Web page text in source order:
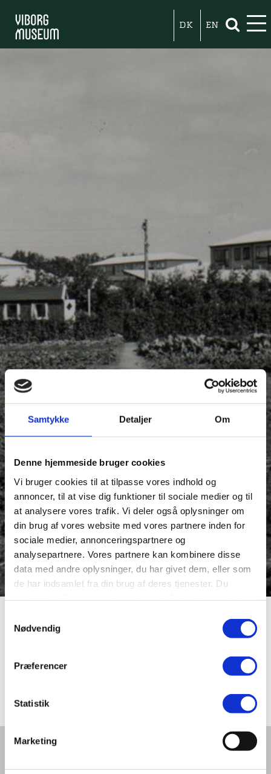
Samtykke Detaljer Om
Denne hjemmeside bruger cookies
Vi bruger cookies til at tilpasse vores indhold og
annoncer, til at vise dig funktioner til sociale medier og til
at analysere vores trafik. Vi deler også oplysninger om
din brug af vores website med vores partnere inden for
sociale medier, annonceringspartnere og
analysepartnere. Vores partnere kan kombinere disse
data med andre oplysninger, du har givet dem, eller som
de har indsamlet fra din brug af deres tjenester. Du
Nødvendig
Præferencer
Statistik
Marketing
DK EN
Svalevej
Vej i den nyere del af “Fuglekvarteret” syd for
Del denne artikel med andre: